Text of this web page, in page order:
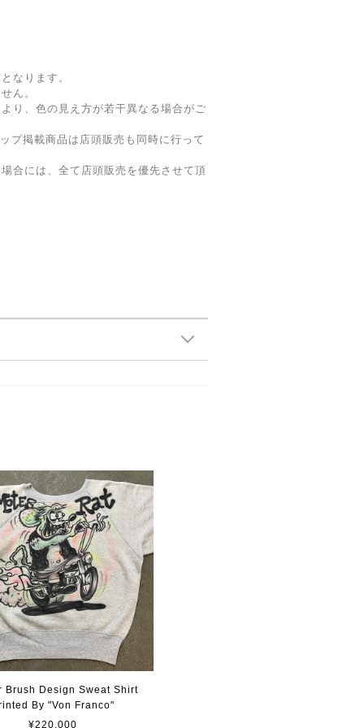
なります。
ん。
り、色の見え方が若干異なる場合がご
プ掲載商品は店頭販売も同時に行って
合には、全て店頭販売を優先させて頂
Brush Design Sweat Shirt
By "Von Franco"
¥220,000